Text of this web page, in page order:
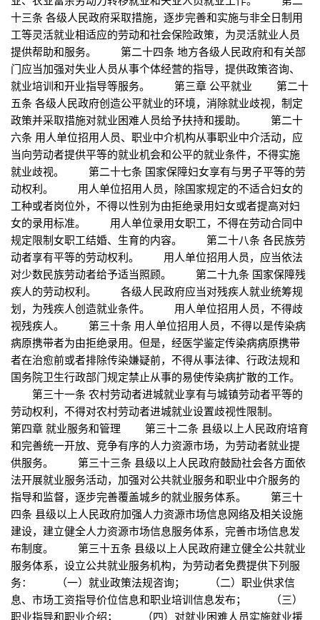
十三条 各级人民政府采取措施，逐步完善和实施与非全日制用
工等灵活就业相适应的劳动和社会保险政策，为灵活就业人员
提供帮助和服务。 第二十四条 地方各级人民政府和有关部
门应当加强对失业人员从事个体经营的指导，提供政策咨询、
就业培训和开业指导等服务。 第三章 公平就业 第二十
五条 各级人民政府创造公平就业的环境，消除就业歧视，制定
政策并采取措施对就业困难人员给予扶持和援助。 第二十
六条 用人单位招用人员、职业中介机构从事职业中介活动，应
当向劳动者提供平等的就业机会和公平的就业条件，不得实施
就业歧视。 第二十七条 国家保障妇女享有与男子平等的劳
动权利。 用人单位招用人员，除国家规定的不适合妇女的
工种或者岗位外，不得以性别为由拒绝录用妇女或者提高对妇
女的录用标准。 用人单位录用女职工，不得在劳动合同中
规定限制女职工结婚、生育的内容。 第二十八条 各民族劳
动者享有平等的劳动权利。 用人单位招用人员，应当依法
对少数民族劳动者给予适当照顾。 第二十九条 国家保障残
疾人的劳动权利。 各级人民政府应当对残疾人就业统筹规
划，为残疾人创造就业条件。 用人单位招用人员，不得歧
视残疾人。 第三十条 用人单位招用人员，不得以是传染病
病原携带者为由拒绝录用。但是，经医学鉴定传染病病原携带
者在治愈前或者排除传染嫌疑前，不得从事法律、行政法规和
国务院卫生行政部门规定禁止从事的易使传染病扩散的工作。
第三十一条 农村劳动者进城就业享有与城镇劳动者平等的
劳动权利，不得对农村劳动者进城就业设置歧视性限制。
第四章 就业服务和管理 第三十二条 县级以上人民政府培育
和完善统一开放、竞争有序的人力资源市场，为劳动者就业提
供服务。 第三十三条 县级以上人民政府鼓励社会各方面依
法开展就业服务活动，加强对公共就业服务和职业中介服务的
指导和监督，逐步完善覆盖城乡的就业服务体系。 第三十
四条 县级以上人民政府加强人力资源市场信息网络及相关设施
建设，建立健全人力资源市场信息服务体系，完善市场信息发
布制度。 第三十五条 县级以上人民政府建立健全公共就业
服务体系，设立公共就业服务机构，为劳动者免费提供下列服
务： （一）就业政策法规咨询； （二）职业供求信
息、市场工资指导价位信息和职业培训信息发布； （三）
职业指导和职业介绍； （四）对就业困难人员实施就业援